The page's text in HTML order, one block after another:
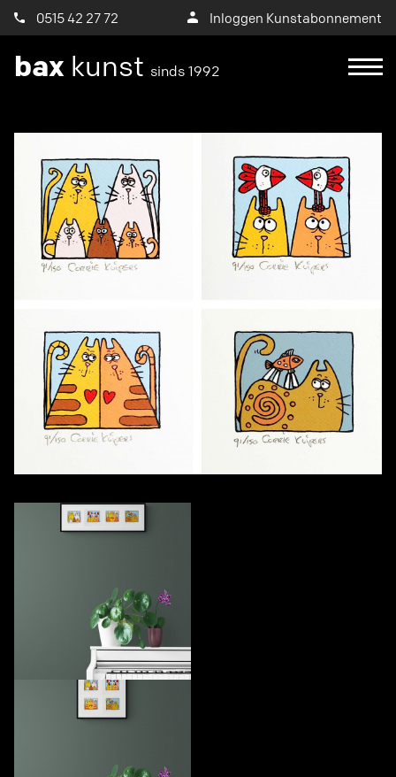
0515 42 27 72 Inloggen Kunstabonnement
bax kunst sinds 1992